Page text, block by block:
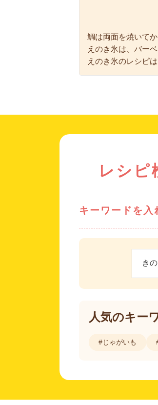
鯛は両面を焼いて
えのき氷は、バー
えのき氷のレシピ
レシピ
キーワードを入
人気のキー
#じゃがいも